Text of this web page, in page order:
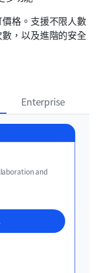
格。支援不限人數
，以及進階的安全
Enterprise
and